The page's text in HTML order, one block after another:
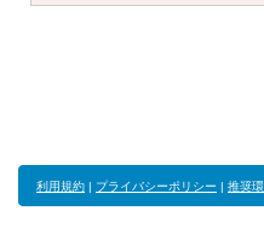
利用規約 | プライバシーポリシー | 推奨